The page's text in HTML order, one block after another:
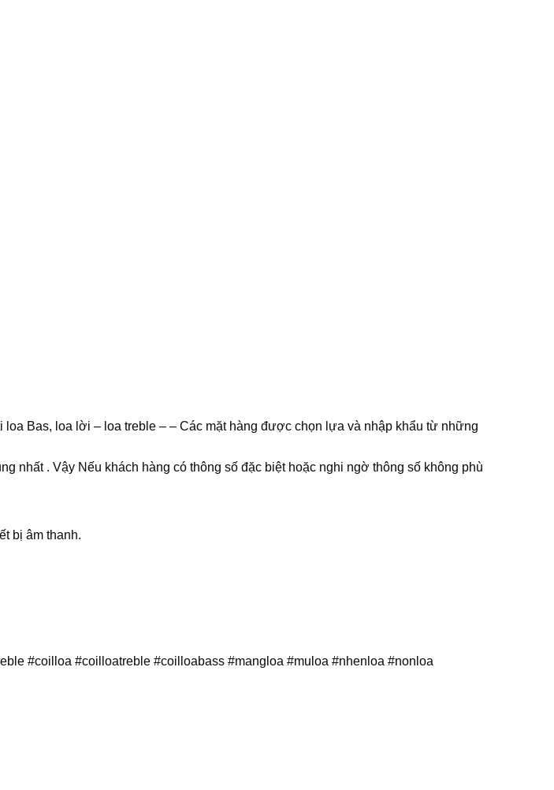
Bas, loa lời – loa treble – – Các mặt hàng được chọn lựa và nhập khẩu từ những
nhất . Vậy Nếu khách hàng có thông số đặc biệt hoặc nghi ngờ thông số không phù
bị âm thanh.
#coilloa #coilloatreble #coilloabass #mangloa #muloa #nhenloa #nonloa